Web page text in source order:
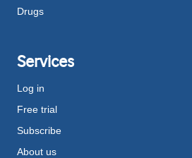
Drugs
Services
Log in
Free trial
Subscribe
About us